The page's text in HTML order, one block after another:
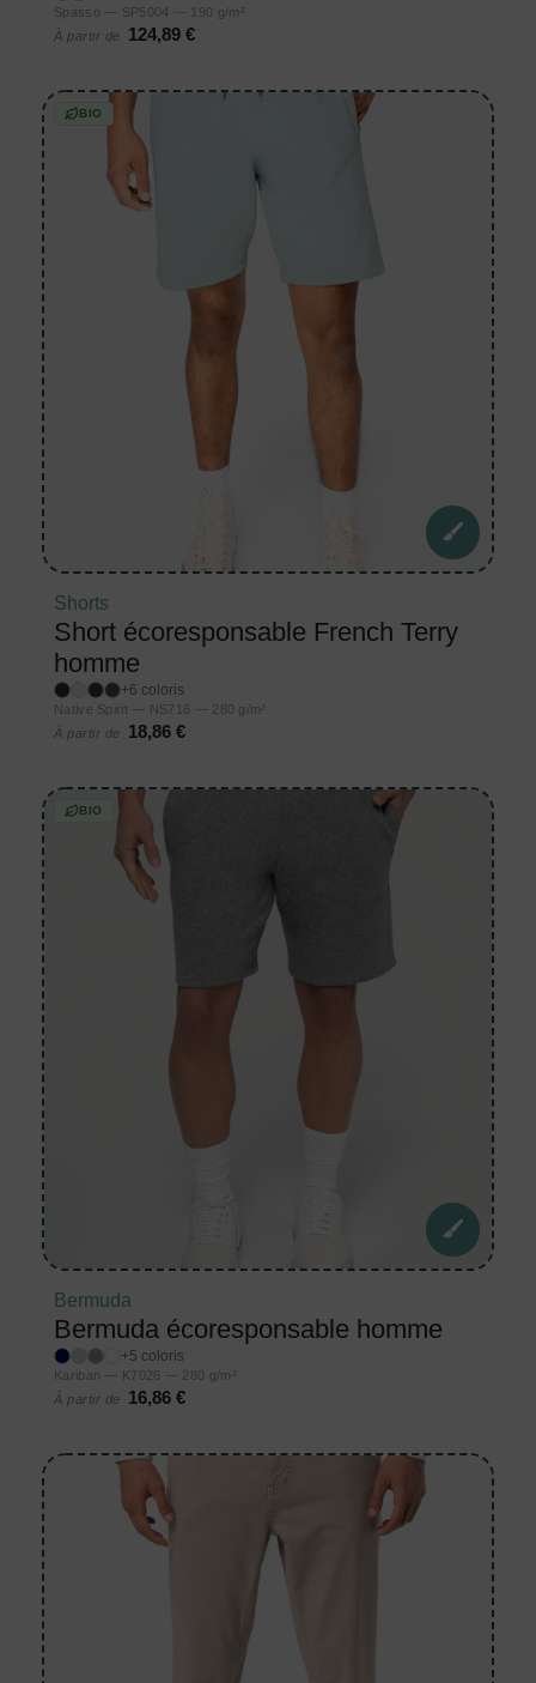
Spasso — SP5004 — 190 g/m²
À partir de
124,89 €
BIO
Shorts
Short écoresponsable French Terry
homme
+6 coloris
Native Spirit — NS716 — 280 g/m²
À partir de
18,86 €
BIO
Bermuda
Bermuda écoresponsable homme
+5 coloris
Kariban — K7026 — 280 g/m²
À partir de
16,86 €